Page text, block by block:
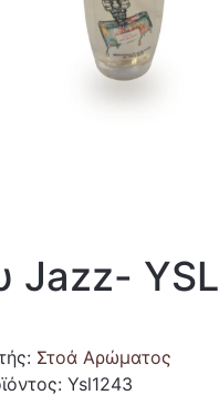
Jazz- YSL
Στοά Αρώματος
Ysl1243